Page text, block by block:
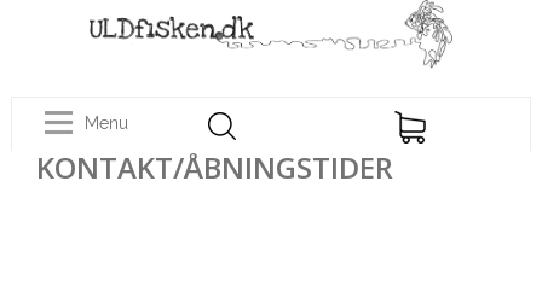
Menu
KONTAKT/ÅBNINGSTIDER